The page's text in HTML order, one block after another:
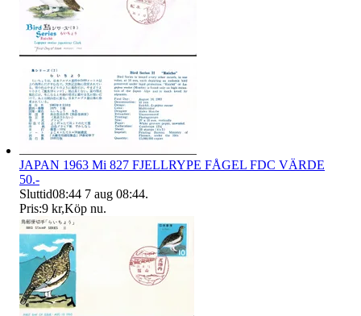
JAPAN 1963 Mi 827 FJELLRYPE FÅGEL FDC VÄRDE
50.-
Sluttid08:44 7 aug 08:44.
Pris:9 kr,Köp nu.